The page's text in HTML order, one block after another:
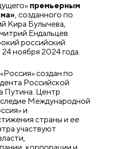
премьерным
, созданного по
Кира Булычева,
Ендальцев.
российский
ноября 2024 года.
создан по
Российской
Путина. Центр
Международной
и
страны и ее
участвуют